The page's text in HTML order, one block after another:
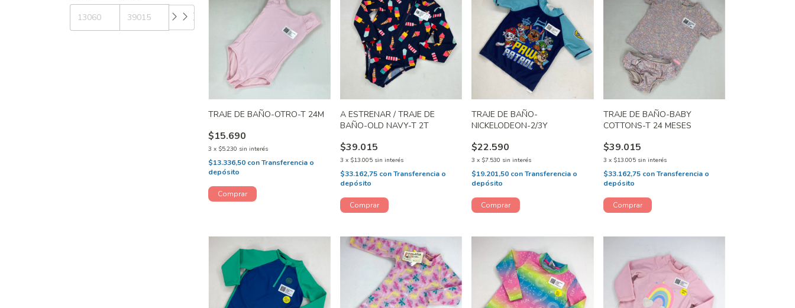
TRAJE DE BAÑO-OTRO-T 24M
$15.690
3 x $5.230 sin interés
$13.336,50 con Transferencia o
depósito
A ESTRENAR / TRAJE DE
BAÑO-OLD NAVY-T 2T
$39.015
3 x $13.005 sin interés
$33.162,75 con Transferencia o
depósito
TRAJE DE BAÑO-
NICKELODEON-2/3Y
$22.590
3 x $7.530 sin interés
$19.201,50 conTransferencia o
depósito
TRAJE DE BAÑO-BABY
COTTONS-T 24 MESES
$39.015
3 x $13.005 sin interés
$33.162,75 con Transferencia o
depósito